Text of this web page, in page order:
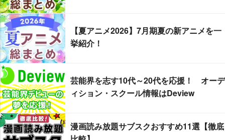
【夏アニメ2026】7月期夏の新アニメを一
挙紹介！
芸能界を志す10代～20代を応援！ オーデ
ィション・スクール情報はDeview
漫画読み放題サブスクおすすめ11選【徹底